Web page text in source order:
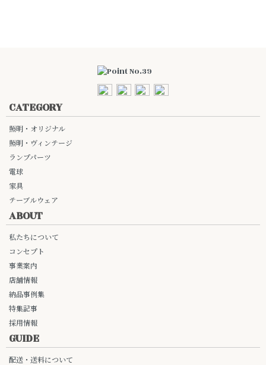
CATEGORY
照明・オリジナル
照明・ヴィンテージ
ランプパーツ
電球
家具
テーブルウェア
ABOUT
私たちについて
コンセプト
事業案内
店舗情報
納品事例集
特集記事
採用情報
GUIDE
配送・送料について